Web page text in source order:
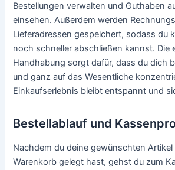
Bestellungen verwalten und Guthaben
einsehen. Außerdem werden
Lieferadressen gespeichert, sodass du
noch schneller abschließen kannst. Die
Handhabung sorgt dafür, dass du dich
und ganz auf das Wesentliche
Einkaufserlebnis bleibt entspannt und
Bestellablauf und
Nachdem du deine gewünschten Artikel
Warenkorb gelegt hast, gehst du zum